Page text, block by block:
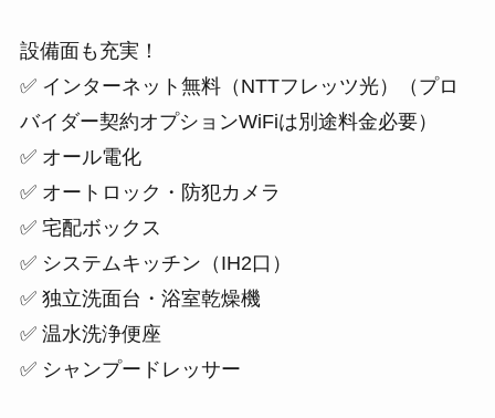
設備面も充実！
✅ インターネット無料（NTTフレッツ光）（プロ
バイダー契約オプションWiFiは別途料金必要）
✅ オール電化
✅ オートロック・防犯カメラ
✅ 宅配ボックス
✅ システムキッチン（IH2口）
✅ 独立洗面台・浴室乾燥機
✅ 温水洗浄便座
✅ シャンプードレッサー